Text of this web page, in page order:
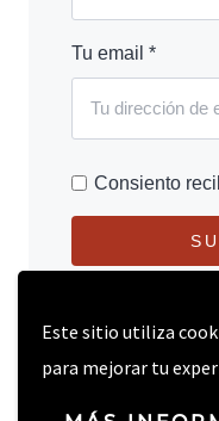
Este sitio utiliza
para mejorar tu
Tu email *
Consiento